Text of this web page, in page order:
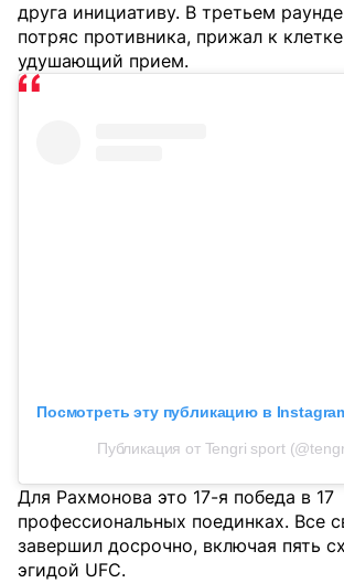
друга инициативу. В третьем
потряс противника, прижал к
удушающий прием.
Посмотреть эту публикацию в
Публикация от Tengri sport
Для Рахмонова это 17-я победа в 17
профессиональных поединках. Все
завершил досрочно, включая пять
эгидой UFC.